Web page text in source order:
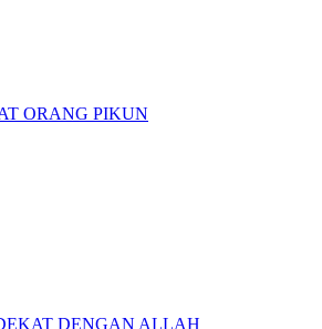
ORANG PIKUN
DENGAN ALLAH